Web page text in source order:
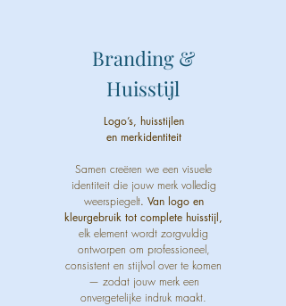
Branding &
Huisstijl
Logo’s, huisstijlen
en merkidentiteit
Samen creëren we een visuele
identiteit die jouw merk volledig
weerspiegelt. Van logo en
kleurgebruik tot complete huisstijl,
elk element wordt zorgvuldig
ontworpen om professioneel,
consistent en stijlvol over te komen
— zodat jouw merk een
onvergetelijke indruk maakt.